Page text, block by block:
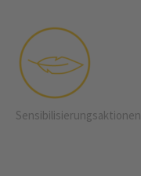
Sensibi­lisierungs­aktionen